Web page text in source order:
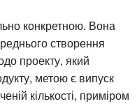
конкретною. Вона
створення
проекту, який
метою є випуск
кількості, приміром